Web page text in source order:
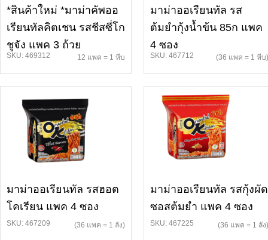
*สินค้าใหม่ *มาม่าคัพออ
เรียนทัลคิตเชน รสชีสซี่โก
ชูจัง แพค 3 ถ้วย
SKU: 469312 12 แพค = 1 หีบ
มาม่าออเรียนทัล รส
ต้มยำกุ้งน้ำข้น 85ก แพค
4 ซอง
SKU: 467712 (36 แพค = 1 หีบ)
มาม่าออเรียนทัล รสฮอต
โคเรียน แพค 4 ซอง
SKU: 467209 (36 แพค = 1 ลัง)
มาม่าออเรียนทัล รสกุ้งผัด
ซอสต้มยำ แพค 4 ซอง
SKU: 467225 (36 แพค = 1 ลัง)